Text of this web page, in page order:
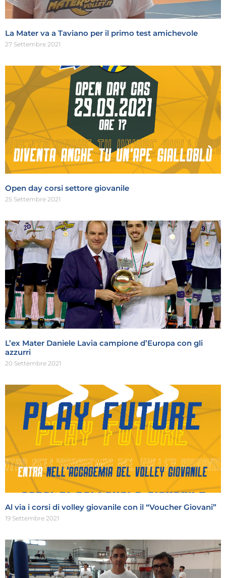
La Mater va a Taviano per il primo test amichevole
27 Settembre 2021
Open day corsi settore giovanile
25 Settembre 2021
L’ex Mater Daniele Lavia campione d’Europa con gli
azzurri
20 Settembre 2021
Al via i corsi di volley giovanile con il “Voucher Giovani”
19 Settembre 2021